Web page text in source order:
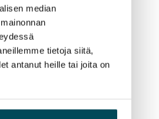
median
tietoja siitä,
antanut heille tai joita on